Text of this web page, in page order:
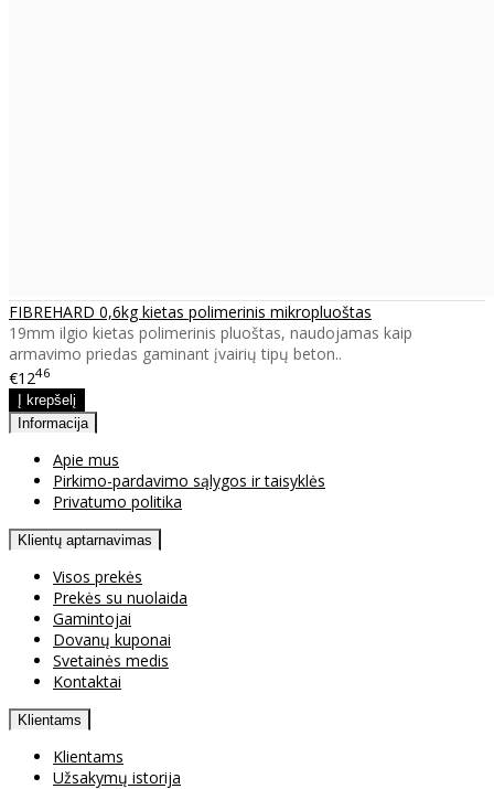
FIBREHARD 0,6kg kietas polimerinis mikropluoštas
19mm ilgio kietas polimerinis pluoštas, naudojamas kaip
armavimo priedas gaminant įvairių tipų beton..
€1246
Informacija
Apie mus
Pirkimo-pardavimo sąlygos ir taisyklės
Privatumo politika
Klientų aptarnavimas
Visos prekės
Prekės su nuolaida
Gamintojai
Dovanų kuponai
Svetainės medis
Kontaktai
Klientams
Klientams
Užsakymų istorija